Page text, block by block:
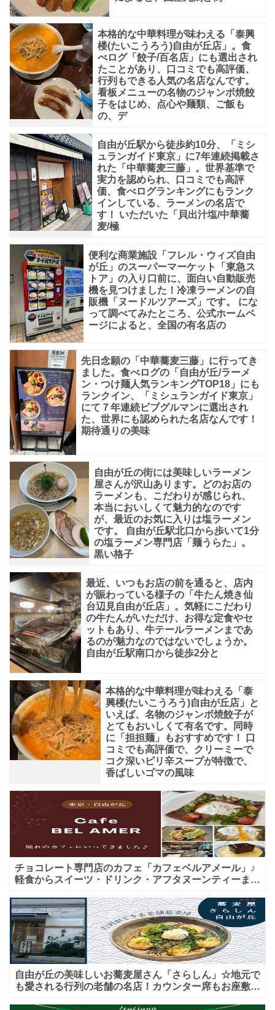
そ
ば
で、
本格的な中華料理が味わえる「泰興
楼(たいこうろう)自由が丘店」。食
べログ「餃子/百名店」にも選出され
たことがあり、口コミでも高評価、
行列もできる人気の名店なんです。
看板メニューの名物のジャンボ焼餃
子をはじめ、点心や麺類、ご飯も
の、デ
自由が丘駅から徒歩約10分、「ミシ
ュランガイド東京」に7年連続掲載さ
れた「中華蕎麦三藤」。世界基準で
実力を認められ、口コミでも高評
価、食べログランキングにもランク
インしている、ラーメンの名店で
す！ いただいた「貝出汁塩/中華蕎
麦/極
便利な商業施設「フレル・ウィズ自由
が丘」のスーパーマーケット「東急ス
トア」の入り口前に、面白い自動販売
機を見つけました！冷凍ラーメンの自
販機「ヌードルツアーズ」です。 にな
って調べてみたところ、公式ホームペ
ージによると、全国の有名店の
先日念願の「中華蕎麦三藤」に行ってき
ました。食べログの「自由が丘/ラーメ
ン・つけ麺人気ランキングTOP18」にも
ランクイン、「ミシュランガイド東京」
にて７年連続ビブグルマンに選出され
た、世界にも認められた名店なんです！
期待通りの美味
自由が丘の街には美味しいラーメン
屋さんが沢山あります。どのお店の
ラーメンも、こだわりが感じられ、
本当においしくて魅力的なのです
が、最近のお気に入りは塩ラーメン
です。 自由が丘駅北口から歩いて1分
の塩ラーメン専門店「麺うらた」。
黒い格子
最近、いつもお店の前を通ると、店内
が賑わっている様子の「牛たん焼き仙
台辺見自由が丘店」。気軽にこだわり
の牛たんがいただけ、お得な定食やセ
ットもあり、牛テールラーメンまであ
るのが魅力なのではないでしょうか。
自由が丘駅南口から徒歩2分と
本格的な中華料理が味わえる「泰
興楼(たいこうろう)自由が丘店」と
いえば、名物のジャンボ焼餃子が
とてもおいしくて有名です。同時
に「担担麺」もおすすめです！ 口
コミでも高評価で、クリーミーで
コク深いピリ辛スープが特徴で、
香ばしいゴマの風味
チョコレート専門店のカフェ「カフェベルアメール」♪
軽食からスイーツ・ドリンク・アフタヌーンティーまで
自由が丘の美味しいお蕎麦屋さん「さらしん」☆地元で
も愛される行列の老舗の名店！カウンター席もお座敷も